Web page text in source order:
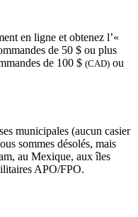
en ligne et obtenez l’«
de 50 $ ou plus
de 100 $ (CAD) ou
municipales (aucun casier
sommes désolés, mais
au Mexique, aux îles
APO/FPO.